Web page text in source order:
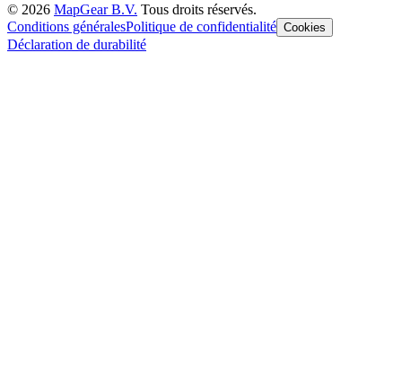
© 2026 MapGear B.V. Tous droits réservés.
Conditions généralesPolitique de confidentialité Cookies
Déclaration de durabilité